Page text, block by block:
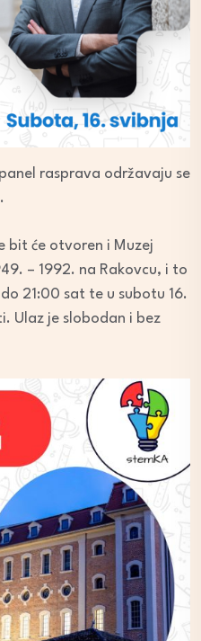
rasprava održavaju se
bit će otvoren i Muzej
– 1992. na Rakovcu, i to
21:00 sat te u subotu 16.
Ulaz je slobodan i bez